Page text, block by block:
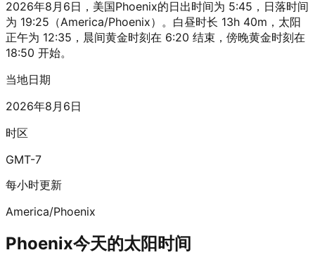
2026年8月6日，美国Phoenix的日出时间为 5:45，日落时间
为 19:25（America/Phoenix）。白昼时长 13h 40m，太阳
正午为 12:35，晨间黄金时刻在 6:20 结束，傍晚黄金时刻在
18:50 开始。
当地日期
2026年8月6日
时区
GMT-7
每小时更新
America/Phoenix
Phoenix今天的太阳时间